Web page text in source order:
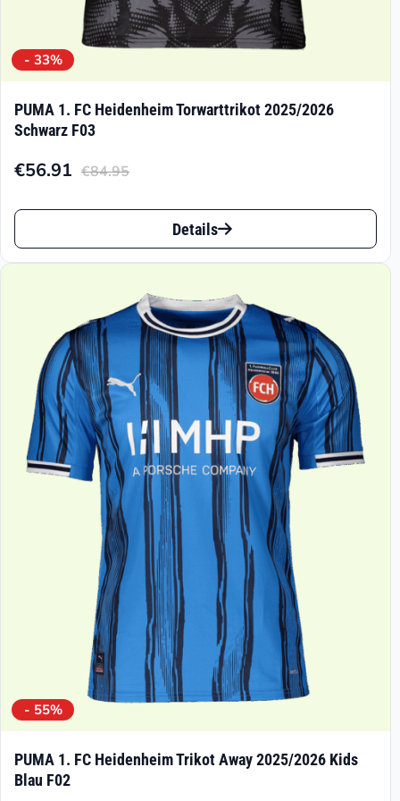
- 33%
PUMA 1. FC Heidenheim Torwarttrikot 2025/2026
Schwarz F03
€84.95
Ursprünglicher
Preis
€84.95
€56.91
Aktueller
Preis
€56.91.
Dieses
Produkt
Varianten
auf.
Die
Optionen
können
Produktseite
Details
- 55%
PUMA 1. FC Heidenheim Trikot Away 2025/2026 Kids
Blau F02